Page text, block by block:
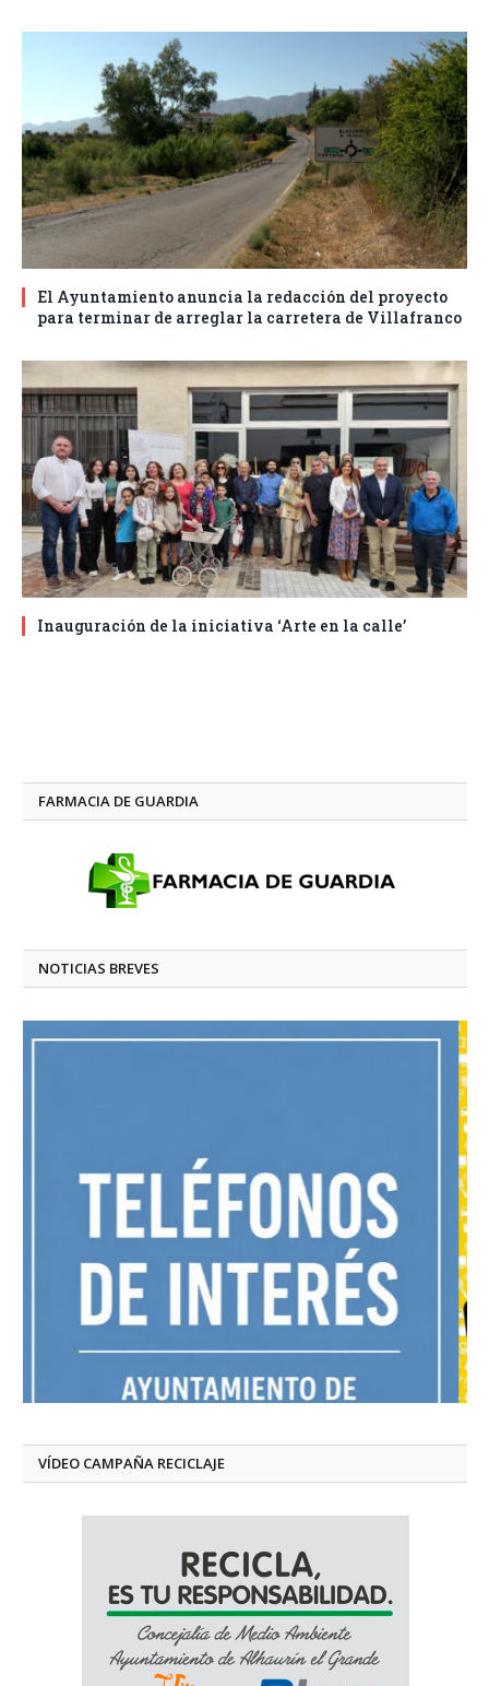
El Ayuntamiento anuncia la redacción del proyecto
para terminar de arreglar la carretera de Villafranco
Inauguración de la iniciativa ‘Arte en la calle’
FARMACIA DE GUARDIA
NOTICIAS BREVES
VÍDEO CAMPAÑA RECICLAJE